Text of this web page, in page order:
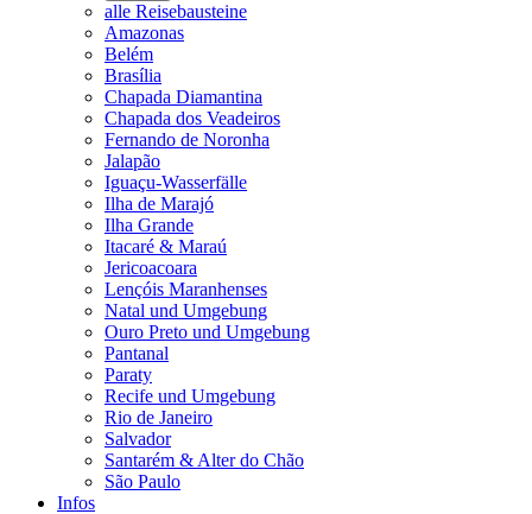
alle Reisebausteine
Amazonas
Belém
Brasília
Chapada Diamantina
Chapada dos Veadeiros
Fernando de Noronha
Jalapão
Iguaçu-Wasserfälle
Ilha de Marajó
Ilha Grande
Itacaré & Maraú
Jericoacoara
Lençóis Maranhenses
Natal und Umgebung
Ouro Preto und Umgebung
Pantanal
Paraty
Recife und Umgebung
Rio de Janeiro
Salvador
Santarém & Alter do Chão
São Paulo
Infos